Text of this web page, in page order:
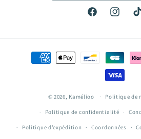
FacebookInstagram
Moyens
© 2026, Kamélioo Politique de
Politique de confidentialité
Politique d’expédition Coordonnées